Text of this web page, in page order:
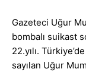
Gazeteci Uğur
bombalı suikast
22.yılı.
sayılan Uğur